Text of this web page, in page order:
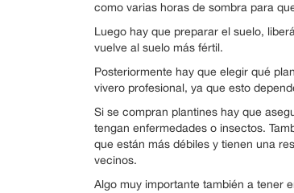
como varias horas de sombra para
Luego hay que preparar el suelo,
vuelve al suelo más fértil.
Posteriormente hay que elegir qué
vivero profesional, ya que esto
Si se compran plantines hay que
tengan enfermedades o insectos.
que están más débiles y tienen una
vecinos.
Algo muy importante también a tener